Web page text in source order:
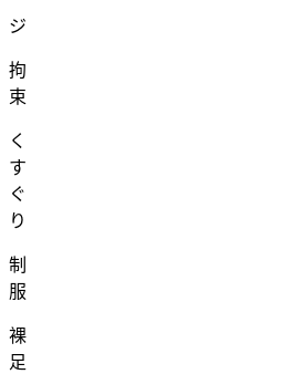
ジ
拘
束
く
す
ぐ
り
制
服
裸
足